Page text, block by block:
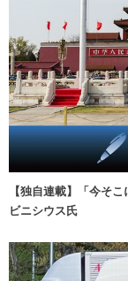
【独自連載】「今そ
ビニシウス氏